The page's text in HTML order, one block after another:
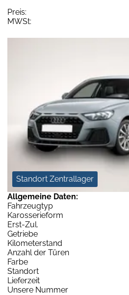
Preis:
MWSt:
Standort Zentrallager
Allgemeine Daten:
Fahrzeugtyp
Karosserieform
Erst-Zul.
Getriebe
Kilometerstand
Anzahl der Türen
Farbe
Standort
Lieferzeit
Unsere Nummer